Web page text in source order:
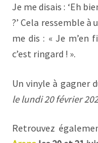
Je me disais : ‘Eh
?’ Cela ressemble à
me dis : « Je m’en
c’est ringard ! ».
Un vinyle à gagner
le lundi 20 février
Retrouvez